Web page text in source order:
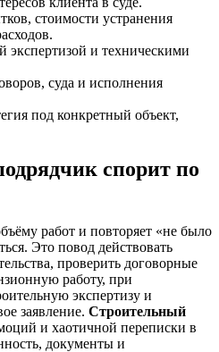
стоимости устранения
экспертизой и техническими
суда и исполнения
под конкретный объект,
спорит по
работ и повторяет «не было
Это повод действовать
проверить договорные
работу, при
экспертизу и
заявление. Строительный
и хаотичной переписки в
документы и